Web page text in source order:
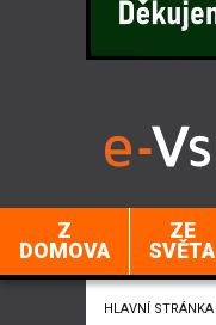
Z
DOMOVA
ZE
SVĚTA
HLAVNÍ STRÁNKA